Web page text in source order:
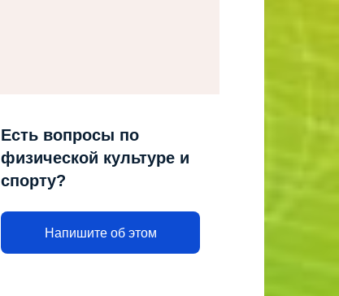
Есть вопросы по
физической культуре и
спорту?
Напишите об этом